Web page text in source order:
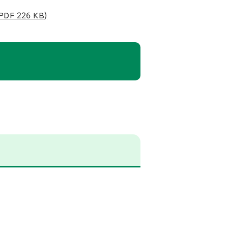
226 KB)